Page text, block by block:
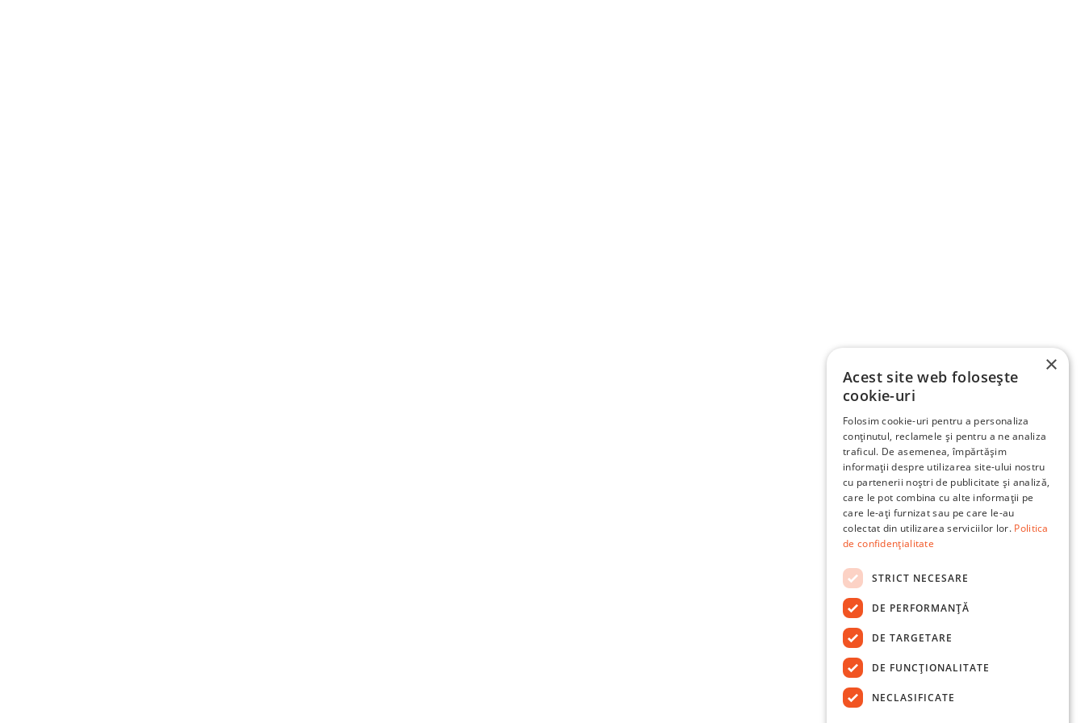
×
Acest site web folosește
cookie-uri
Folosim cookie-uri pentru a personaliza
conținutul, reclamele și pentru a ne analiza
traficul. De asemenea, împărtășim
informații despre utilizarea site-ului nostru
cu partenerii noștri de publicitate și analiză,
care le pot combina cu alte informații pe
care le-ați furnizat sau pe care le-au
colectat din utilizarea serviciilor lor. Politica
de confidențialitate
STRICT NECESARE
DE PERFORMANȚĂ
DE TARGETARE
DE FUNCŢIONALITATE
NECLASIFICATE